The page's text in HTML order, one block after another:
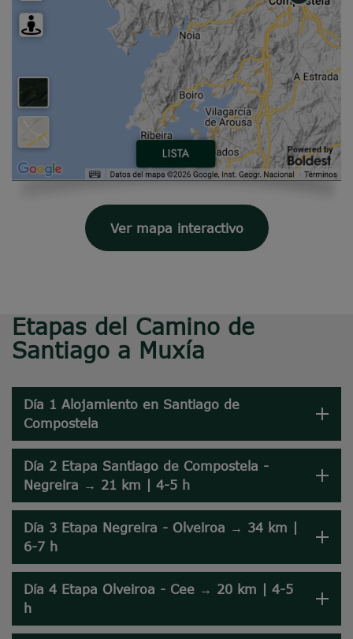
Ver mapa interactivo
Etapas del Camino de
Santiago a Muxía
Día 1 Alojamiento en Santiago de
Compostela
Día 2 Etapa Santiago de Compostela -
Negreira → 21 km | 4-5 h
Día 3 Etapa Negreira - Olveiroa → 34 km |
6-7 h
Día 4 Etapa Olveiroa - Cee → 20 km | 4-5
h